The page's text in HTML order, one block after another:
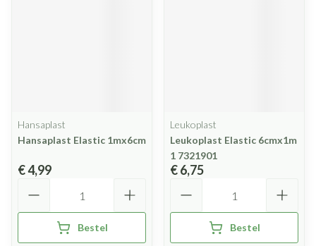
Hansaplast
Hansaplast Elastic 1mx6cm
€ 4,99
Bestel
Leukoplast
Leukoplast Elastic 6cmx1m
1 7321901
€ 6,75
Bestel